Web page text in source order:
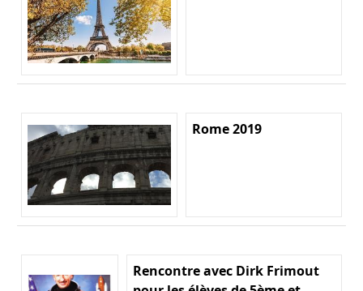
Rome 2019
Rencontre avec Dirk Frimout